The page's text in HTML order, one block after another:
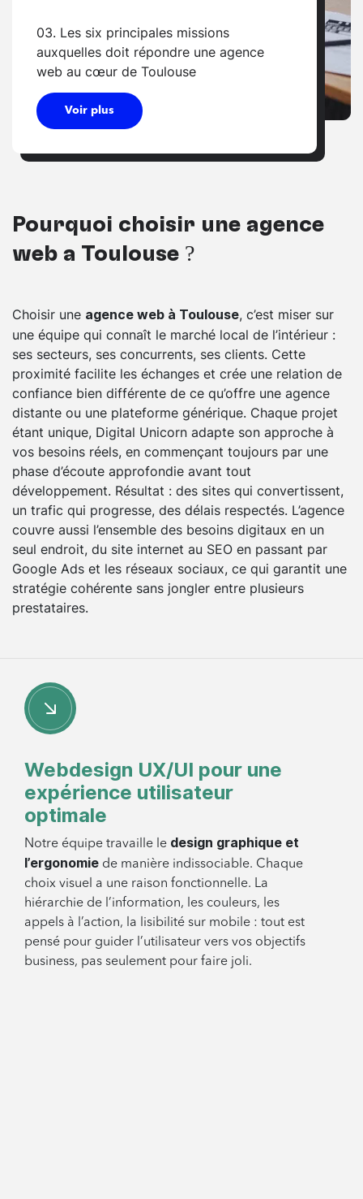
03. Les six principales missions
auxquelles doit répondre une agence
web au cœur de Toulouse
Voir plus
Pourquoi choisir une agence
web à Toulouse ?
Choisir une agence web à Toulouse, c’est miser sur
une équipe qui connaît le marché local de l’intérieur :
ses secteurs, ses concurrents, ses clients. Cette
proximité facilite les échanges et crée une relation de
confiance bien différente de ce qu’offre une agence
distante ou une plateforme générique. Chaque projet
étant unique, Digital Unicorn adapte son approche à
vos besoins réels, en commençant toujours par une
phase d’écoute approfondie avant tout
développement. Résultat : des sites qui convertissent,
un trafic qui progresse, des délais respectés. L’agence
couvre aussi l’ensemble des besoins digitaux en un
seul endroit, du site internet au SEO en passant par
Google Ads et les réseaux sociaux, ce qui garantit une
stratégie cohérente sans jongler entre plusieurs
prestataires.
Webdesign UX/UI pour une
expérience utilisateur
optimale
Notre équipe travaille le design graphique et
l’ergonomie de manière indissociable. Chaque
choix visuel a une raison fonctionnelle. La
hiérarchie de l’information, les couleurs, les
appels à l’action, la lisibilité sur mobile : tout est
pensé pour guider l’utilisateur vers vos objectifs
business, pas seulement pour faire joli.